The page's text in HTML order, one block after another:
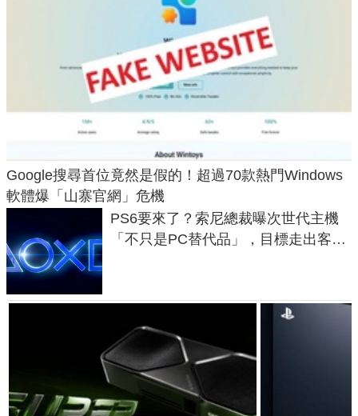
Google搜尋首位竟然是假的！超過70款熱門Windows
軟體爆「山寨官網」危機
PS6要來了？索尼總裁曝次世代主機
「不只是PC替代品」，目標走出客